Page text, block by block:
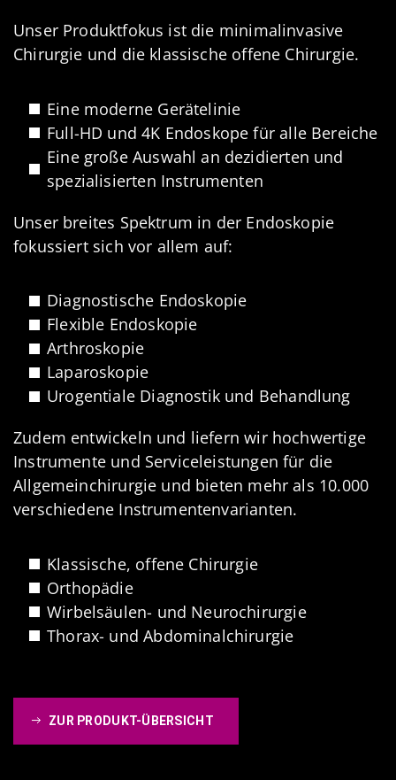
Unser Produktfokus ist die minimalinvasive
Chirurgie und die klassische offene Chirurgie.
Eine moderne Gerätelinie
Full-HD und 4K Endoskope für alle Bereiche
Eine große Auswahl an dezidierten und
spezialisierten Instrumenten
Unser breites Spektrum in der Endoskopie
fokussiert sich vor allem auf:
Diagnostische Endoskopie
Flexible Endoskopie
Arthroskopie
Laparoskopie
Urogentiale Diagnostik und Behandlung
Zudem entwickeln und liefern wir hochwertige
Instrumente und Serviceleistungen für die
Allgemeinchirurgie und bieten mehr als 10.000
verschiedene Instrumentenvarianten.
Klassische, offene Chirurgie
Orthopädie
Wirbelsäulen- und Neurochirurgie
Thorax- und Abdominalchirurgie
ZUR PRODUKT-ÜBERSICHT